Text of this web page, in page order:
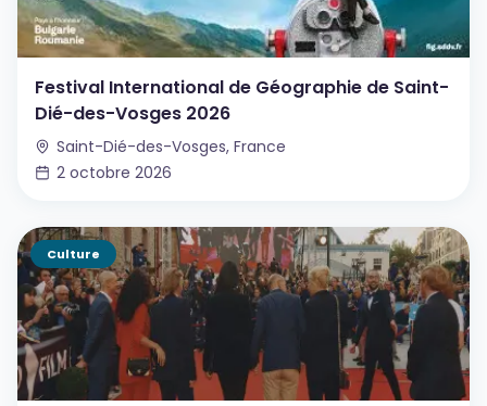
Festival International de Géographie de Saint-
Dié-des-Vosges 2026
Saint-Dié-des-Vosges, France
2 octobre 2026
Culture